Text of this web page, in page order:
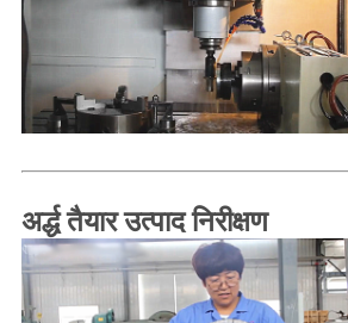
अर्द्ध तैयार उत्पाद निरीक्षण